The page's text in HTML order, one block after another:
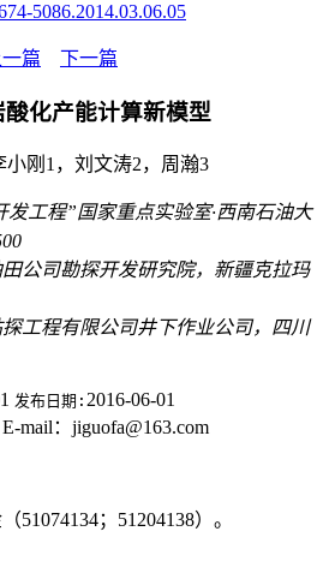
5086.2014.03.06.05
一篇 下一篇
化产能计算新模型
刚1，刘文涛2，周瀚3
发工程”国家重点实验室·西南石油大
公司勘探开发研究院，新疆克拉玛
工程有限公司井下作业公司，四川
发布日期: 2016-06-01
mail：jiguofa@163.com
51074134；51204138）。